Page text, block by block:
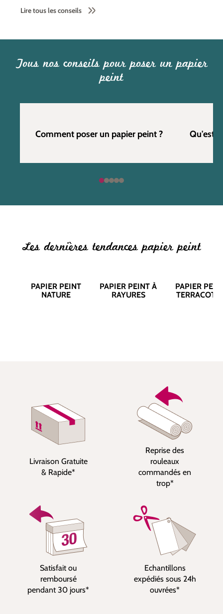
Lire tous les conseils
Tous nos conseils pour poser un papier
peint
Comment poser un papier peint ? Qu'est
Les dernières tendances papier peint
PAPIER PEINT
NATURE
PAPIER PEINT À
RAYURES
PAPIER
Livraison Gratuite
& Rapide*
Reprise des
rouleaux
commandés en
trop*
Satisfait ou
remboursé
pendant 30 jours*
Echantillons
expédiés sous 24h
ouvrées*